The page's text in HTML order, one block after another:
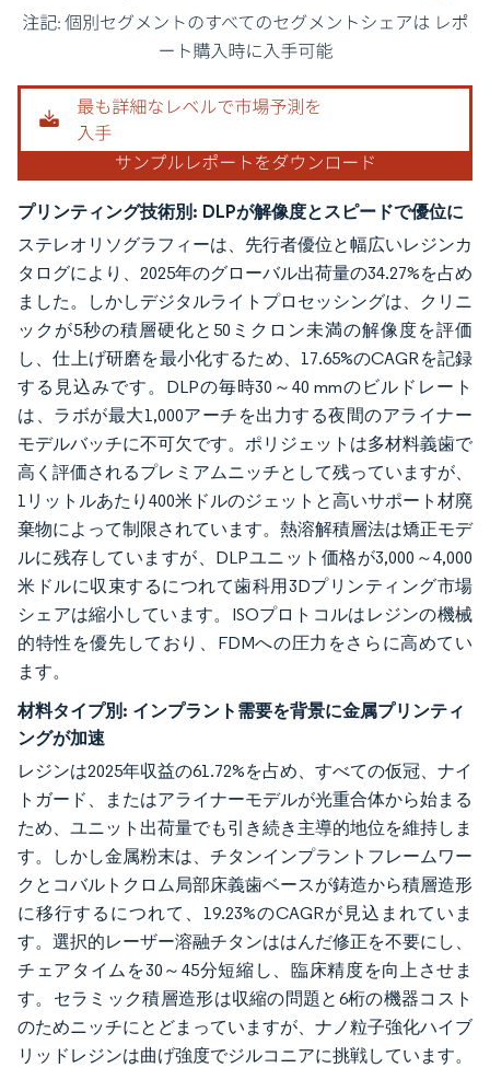
画像 © Mordor Intelligence。再利用にはCC BY 4.0の表示が必要です。
プリンティング技術別: DLPが解像度とスピードで優位に
ステレオリソグラフィーは、先行者優位と幅広いレジンカ
タログにより、2025年のグローバル出荷量の34.27%を占め
ました。しかしデジタルライトプロセッシングは、クリニ
ックが5秒の積層硬化と50ミクロン未満の解像度を評価
し、仕上げ研磨を最小化するため、17.65%のCAGRを記録
する見込みです。DLPの毎時30～40 mmのビルドレート
は、ラボが最大1,000アーチを出力する夜間のアライナー
モデルバッチに不可欠です。ポリジェットは多材料義歯で
高く評価されるプレミアムニッチとして残っていますが、
1リットルあたり400米ドルのジェットと高いサポート材廃
棄物によって制限されています。熱溶解積層法は矯正モデ
ルに残存していますが、DLPユニット価格が3,000～4,000
米ドルに収束するにつれて歯科用3Dプリンティング市場
シェアは縮小しています。ISOプロトコルはレジンの機械
的特性を優先しており、FDMへの圧力をさらに高めてい
ます。
材料タイプ別: インプラント需要を背景に金属プリンティ
ングが加速
レジンは2025年収益の61.72%を占め、すべての仮冠、ナイ
トガード、またはアライナーモデルが光重合体から始まる
ため、ユニット出荷量でも引き続き主導的地位を維持しま
す。しかし金属粉末は、チタンインプラントフレームワー
クとコバルトクロム局部床義歯ベースが鋳造から積層造形
に移行するにつれて、19.23%のCAGRが見込まれていま
す。選択的レーザー溶融チタンははんだ修正を不要にし、
チェアタイムを30～45分短縮し、臨床精度を向上させま
す。セラミック積層造形は収縮の問題と6桁の機器コスト
のためニッチにとどまっていますが、ナノ粒子強化ハイブ
リッドレジンは曲げ強度でジルコニアに挑戦しています。